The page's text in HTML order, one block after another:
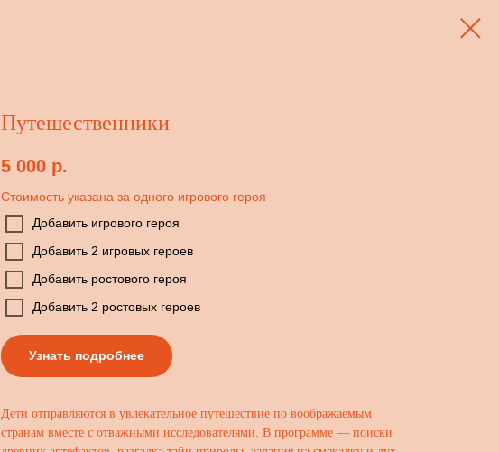
Путешественники
5 000 р.
Стоимость указана за одного игрового героя
Добавить игрового героя
Добавить 2 игровых героев
Добавить ростового героя
Добавить 2 ростовых героев
Узнать подробнее
Дети отправляются в увлекательное путешествие по воображаемым
странам вместе с отважными исследователями. В программе — поиски